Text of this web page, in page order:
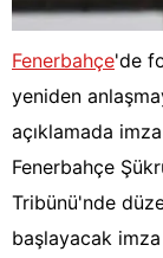
Fenerbahçe'de
yeniden
açıklamada
Fenerbahçe
Tribünü'nde
başlayacak